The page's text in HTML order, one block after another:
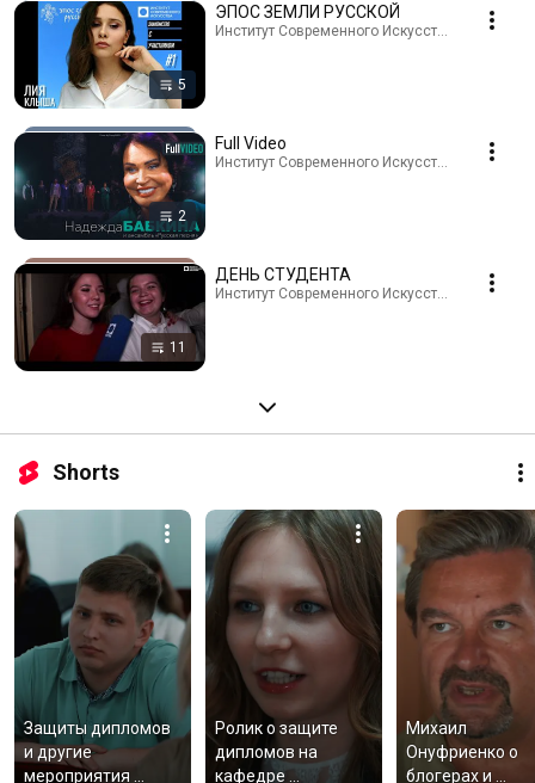
5
ЭПОС ЗЕМЛИ РУССКОЙ
Институт Современного Искусства · Playlist
2
Full Video
Институт Современного Искусства · Playlist
11
ДЕНЬ СТУДЕНТА
Институт Современного Искусства · Playlist
Shorts
Защиты дипломов
и другие
мероприятия
Ролик о защите
дипломов на
кафедре
Михаил
Онуфриенко о
блогерах и